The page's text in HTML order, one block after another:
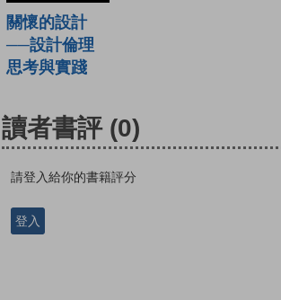
關懷的設計
──設計倫理
思考與實踐
讀者書評 (0)
請登入給你的書籍評分
登入